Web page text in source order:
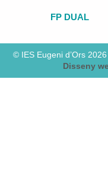
FP DUAL
© IES Eugeni d’Ors 2026
Disseny